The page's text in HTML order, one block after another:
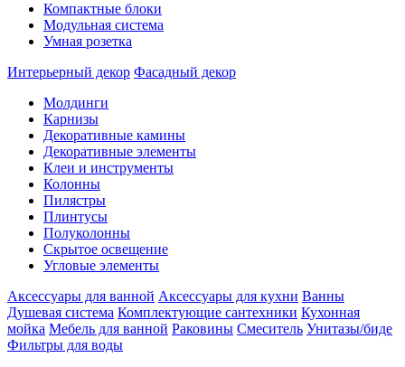
Компактные блоки
Модульная система
Умная розетка
Интерьерный декор Фасадный декор
Молдинги
Карнизы
Декоративные камины
Декоративные элементы
Клеи и инструменты
Колонны
Пилястры
Плинтусы
Полуколонны
Скрытое освещение
Угловые элементы
Аксессуары для ванной Аксессуары для кухни Ванны
Душевая система Комплектующие сантехники Кухонная
мойка Мебель для ванной Раковины Смеситель Унитазы/биде
Фильтры для воды